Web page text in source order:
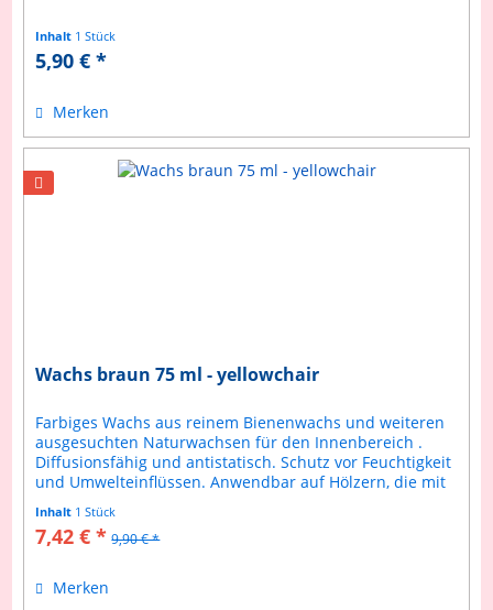
Inhalt 1 Stück
5,90 € *
Merken
Wachs braun 75 ml - yellowchair
Farbiges Wachs aus reinem Bienenwachs und weiteren
ausgesuchten Naturwachsen für den Innenbereich .
Diffusionsfähig und antistatisch. Schutz vor Feuchtigkeit
und Umwelteinflüssen. Anwendbar auf Hölzern, die mit
Inhalt 1 Stück
7,42 € * 9,90 € *
Merken